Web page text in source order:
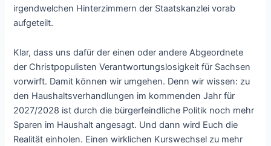
irgendwelchen Hinterzimmern der Staatskanzlei vorab
aufgeteilt.
Klar, dass uns dafür der einen oder andere Abgeordnete
der Christpopulisten Verantwortungslosigkeit für Sachsen
vorwirft. Damit können wir umgehen. Denn wir wissen: zu
den Haushaltsverhandlungen im kommenden Jahr für
2027/2028 ist durch die bürgerfeindliche Politik noch mehr
Sparen im Haushalt angesagt. Und dann wird Euch die
Realität einholen. Einen wirklichen Kurswechsel zu mehr